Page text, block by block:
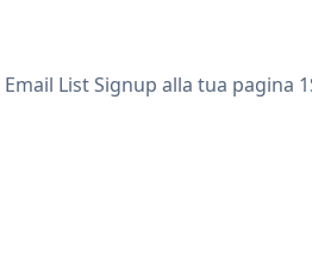
List Signup alla tua pagina